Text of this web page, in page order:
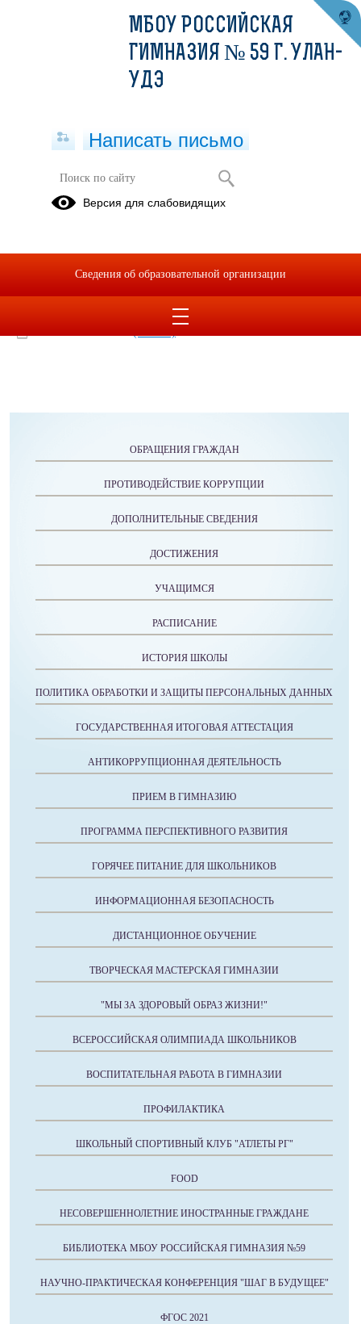
Меню 22.03.2022
Меню 22.03.2022
(скачать)
ОБРАЩЕНИЯ ГРАЖДАН
ПРОТИВОДЕЙСТВИЕ КОРРУПЦИИ
ДОПОЛНИТЕЛЬНЫЕ СВЕДЕНИЯ
ДОСТИЖЕНИЯ
УЧАЩИМСЯ
РАСПИСАНИЕ
ИСТОРИЯ ШКОЛЫ
ПОЛИТИКА ОБРАБОТКИ И ЗАЩИТЫ ПЕРСОНАЛЬНЫХ ДАННЫХ
ГОСУДАРСТВЕННАЯ ИТОГОВАЯ АТТЕСТАЦИЯ
АНТИКОРРУПЦИОННАЯ ДЕЯТЕЛЬНОСТЬ
ПРИЕМ В ГИМНАЗИЮ
ПРОГРАММА ПЕРСПЕКТИВНОГО РАЗВИТИЯ
ГОРЯЧЕЕ ПИТАНИЕ ДЛЯ ШКОЛЬНИКОВ
ИНФОРМАЦИОННАЯ БЕЗОПАСНОСТЬ
ДИСТАНЦИОННОЕ ОБУЧЕНИЕ
ТВОРЧЕСКАЯ МАСТЕРСКАЯ ГИМНАЗИИ
"МЫ ЗА ЗДОРОВЫЙ ОБРАЗ ЖИЗНИ!"
ВСЕРОССИЙСКАЯ ОЛИМПИАДА ШКОЛЬНИКОВ
ВОСПИТАТЕЛЬНАЯ РАБОТА В ГИМНАЗИИ
ПРОФИЛАКТИКА
ШКОЛЬНЫЙ СПОРТИВНЫЙ КЛУБ "АТЛЕТЫ РГ"
FOOD
НЕСОВЕРШЕННОЛЕТНИЕ ИНОСТРАННЫЕ ГРАЖДАНЕ
БИБЛИОТЕКА МБОУ РОССИЙСКАЯ ГИМНАЗИЯ №59
НАУЧНО-ПРАКТИЧЕСКАЯ КОНФЕРЕНЦИЯ "ШАГ В БУДУЩЕЕ"
ФГОС 2021
МБОУ РОССИЙСКАЯ
ГИМНАЗИЯ № 59 Г. УЛАН-
УДЭ
Написать письмо
Версия для слабовидящих
Сведения об образовательной организации